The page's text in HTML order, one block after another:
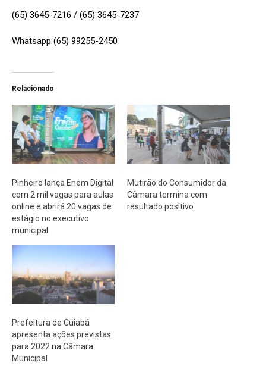
(65) 3645-7216 / (65) 3645-7237
Whatsapp (65) 99255-2450
Relacionado
Pinheiro lança Enem Digital
com 2 mil vagas para aulas
online e abrirá 20 vagas de
estágio no executivo
municipal
Mutirão do Consumidor da
Câmara termina com
resultado positivo
Prefeitura de Cuiabá
apresenta ações previstas
para 2022 na Câmara
Municipal